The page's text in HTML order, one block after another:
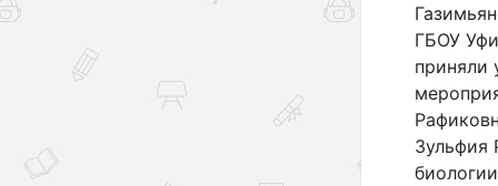
ГБОУ
приняли
Зульфия